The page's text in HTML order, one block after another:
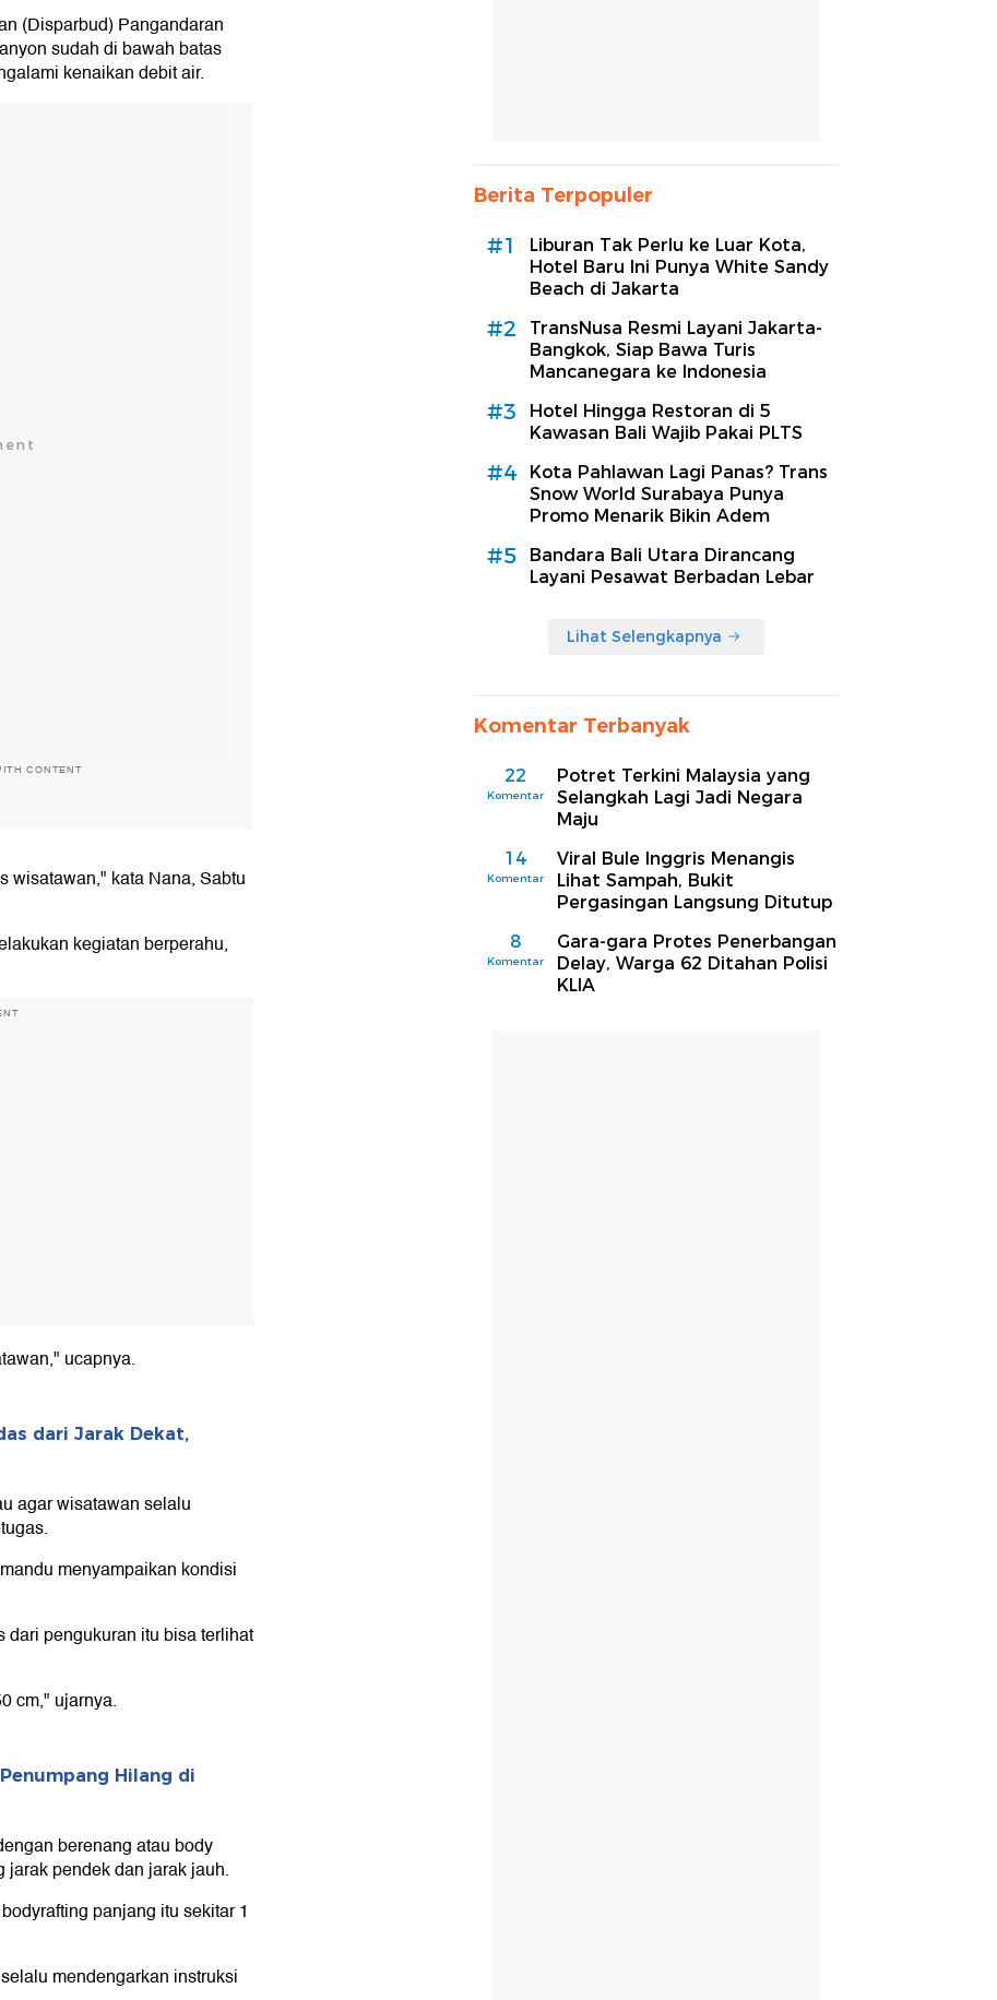
(Disparbud) Pangandaran
sudah di bawah batas
kenaikan debit air.
CONTENT
wisatawan," kata Nana, Sabtu
kegiatan berperahu,
ucapnya.
dari Jarak Dekat,
agar wisatawan selalu
menyampaikan kondisi
dari pengukuran itu bisa terlihat
cm," ujarnya.
Hilang di
berenang atau body
jarak pendek dan jarak jauh.
panjang itu sekitar 1
mendengarkan instruksi
Berita Terpopuler
#1
Liburan Tak Perlu ke Luar Kota,
Hotel Baru Ini Punya White Sandy
Beach di Jakarta
#2
TransNusa Resmi Layani Jakarta-
Bangkok, Siap Bawa Turis
Mancanegara ke Indonesia
#3
Hotel Hingga Restoran di 5
Kawasan Bali Wajib Pakai PLTS
#4
Kota Pahlawan Lagi Panas? Trans
Snow World Surabaya Punya
Promo Menarik Bikin Adem
#5
Bandara Bali Utara Dirancang
Layani Pesawat Berbadan Lebar
Lihat Selengkapnya
Komentar Terbanyak
22
Komentar
Potret Terkini Malaysia yang
Selangkah Lagi Jadi Negara
Maju
14
Komentar
Viral Bule Inggris Menangis
Lihat Sampah, Bukit
Pergasingan Langsung Ditutup
8
Komentar
Gara-gara Protes Penerbangan
Delay, Warga 62 Ditahan Polisi
KLIA